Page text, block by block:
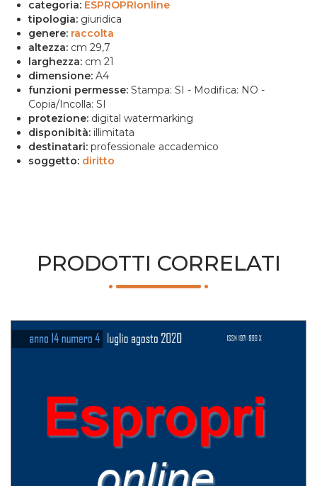
categoria: ESPROPRIonline
tipologia: giuridica
genere: raccolta
altezza: cm 29,7
larghezza: cm 21
dimensione: A4
funzioni permesse: Stampa: SI - Modifica: NO -
Copia/Incolla: SI
protezione: digital watermarking
disponibità: illimitata
destinatari: professionale accademico
soggetto: diritto
PRODOTTI CORRELATI